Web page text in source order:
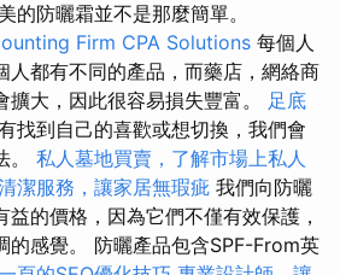
的防曬霜並不是那麼簡單。
Firm CPA Solutions 每個人
人都有不同的產品，而藥店，網絡商
擴大，因此很容易損失豐富。 足底
找到自己的喜歡或想切換，我們會
。 私人墓地買賣，了解市場上私人
潔服務，讓家居無瑕疵 我們向防曬
的價格，因為它們不僅有效保護，
的感覺。 防曬產品包含SPF-From英